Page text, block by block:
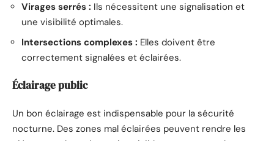
Virages serrés : Ils nécessitent une signalisation et
une visibilité optimales.
Intersections complexes : Elles doivent être
correctement signalées et éclairées.
Éclairage public
Un bon éclairage est indispensable pour la sécurité
nocturne. Des zones mal éclairées peuvent rendre les